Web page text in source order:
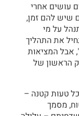
עושים אחרי
שיש להם זמן,
על מי
את התהליך
אבל המציאות
הראשון של
כל טעות קטנה –
מסמך